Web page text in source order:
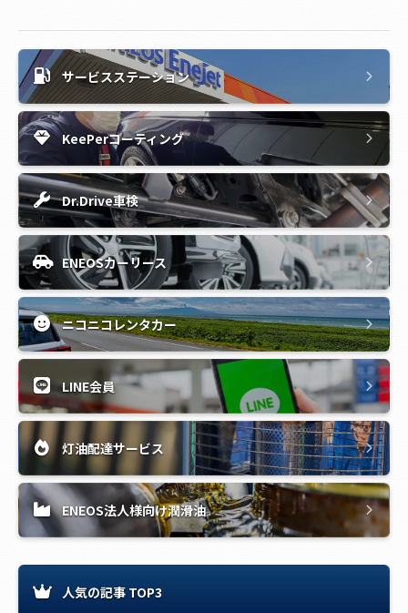
サービスステーション
KeePerコーティング
Dr.Drive車検
ENEOSカーリース
ニコニコレンタカー
LINE会員
灯油配達サービス
ENEOS法人様向け潤滑油
人気の記事 TOP3